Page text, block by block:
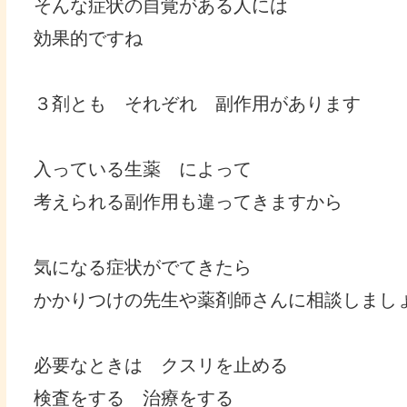
そんな症状の自覚がある人には
効果的ですね
３剤とも それぞれ 副作用があります
入っている生薬 によって
考えられる副作用も違ってきますから
気になる症状がでてきたら
かかりつけの先生や薬剤師さんに相談しまし
必要なときは クスリを止める
検査をする 治療をする